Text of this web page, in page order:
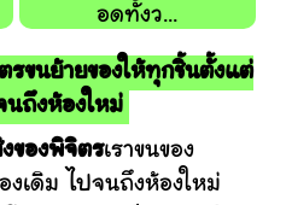
อดทั้งว...
รขนย้ายของให้ทุกชิ้นตั้งแต่
นถึงห้องใหม่
ของพิจิตรเราขนของ
เดิม ไปจนถึงห้องใหม่